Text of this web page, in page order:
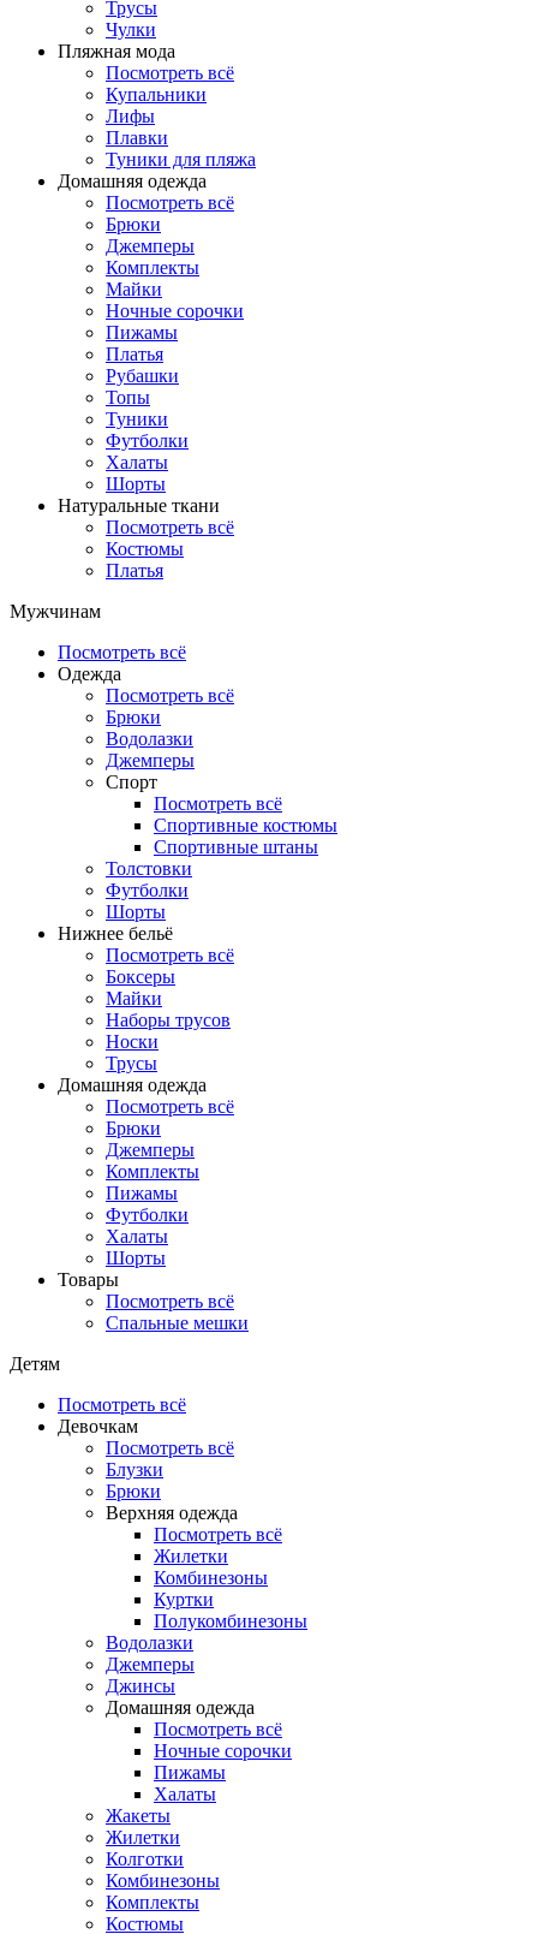
Трусы
Чулки
Пляжная мода
Посмотреть всё
Купальники
Лифы
Плавки
Туники для пляжа
Домашняя одежда
Посмотреть всё
Брюки
Джемперы
Комплекты
Майки
Ночные сорочки
Пижамы
Платья
Рубашки
Топы
Туники
Футболки
Халаты
Шорты
Натуральные ткани
Посмотреть всё
Костюмы
Платья
Мужчинам
Посмотреть всё
Одежда
Посмотреть всё
Брюки
Водолазки
Джемперы
Спорт
Посмотреть всё
Спортивные костюмы
Спортивные штаны
Толстовки
Футболки
Шорты
Нижнее бельё
Посмотреть всё
Боксеры
Майки
Наборы трусов
Носки
Трусы
Домашняя одежда
Посмотреть всё
Брюки
Джемперы
Комплекты
Пижамы
Футболки
Халаты
Шорты
Товары
Посмотреть всё
Спальные мешки
Детям
Посмотреть всё
Девочкам
Посмотреть всё
Блузки
Брюки
Верхняя одежда
Посмотреть всё
Жилетки
Комбинезоны
Куртки
Полукомбинезоны
Водолазки
Джемперы
Джинсы
Домашняя одежда
Посмотреть всё
Ночные сорочки
Пижамы
Халаты
Жакеты
Жилетки
Колготки
Комбинезоны
Комплекты
Костюмы